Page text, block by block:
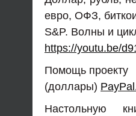
евро, ОФЗ,
S&P. Волны и
https://youtu.be/
Помощь проекту
(доллары)
Настольную